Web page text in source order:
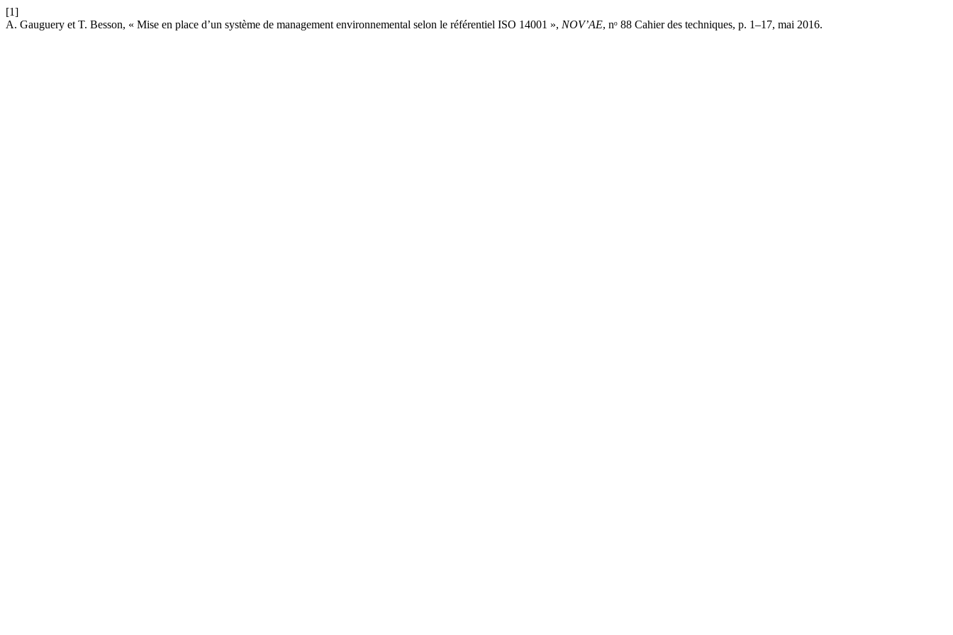
[1]
A. Gauguery et T. Besson, « Mise en place d’un système de management environnemental selon le référentiel ISO 14001 », NOV’AE, nᵒ 88 Cahier des techniques, p. 1–17, mai 2016.